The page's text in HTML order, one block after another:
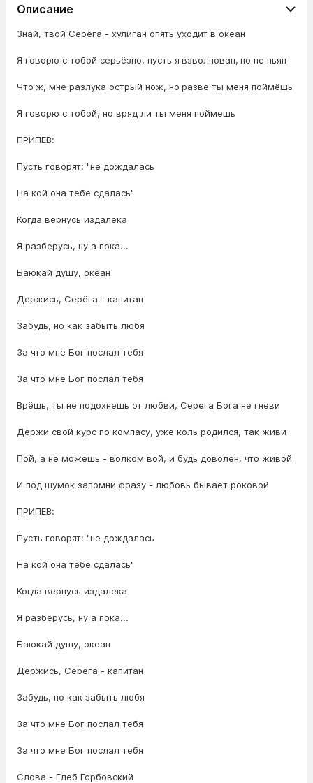
Описание
Знай, твой Серёга - хулиган опять уходит в океан
Я говорю с тобой серьёзно, пусть я взволнован, но не пьян
Что ж, мне разлука острый нож, но разве ты меня поймёшь
Я говорю с тобой, но вряд ли ты меня поймешь
ПРИПЕВ:
Пусть говорят: "не дождалась
На кой она тебе сдалась"
Когда вернусь издалека
Я разберусь, ну а пока...
Баюкай душу, океан
Держись, Серёга - капитан
Забудь, но как забыть любя
За что мне Бог послал тебя
За что мне Бог послал тебя
Врёшь, ты не подохнешь от любви, Серега Бога не гневи
Держи свой курс по компасу, уже коль родился, так живи
Пой, а не можешь - волком вой, и будь доволен, что живой
И под шумок запомни фразу - любовь бывает роковой
ПРИПЕВ:
Пусть говорят: "не дождалась
На кой она тебе сдалась"
Когда вернусь издалека
Я разберусь, ну а пока...
Баюкай душу, океан
Держись, Серёга - капитан
Забудь, но как забыть любя
За что мне Бог послал тебя
За что мне Бог послал тебя
Слова - Глеб Горбовский